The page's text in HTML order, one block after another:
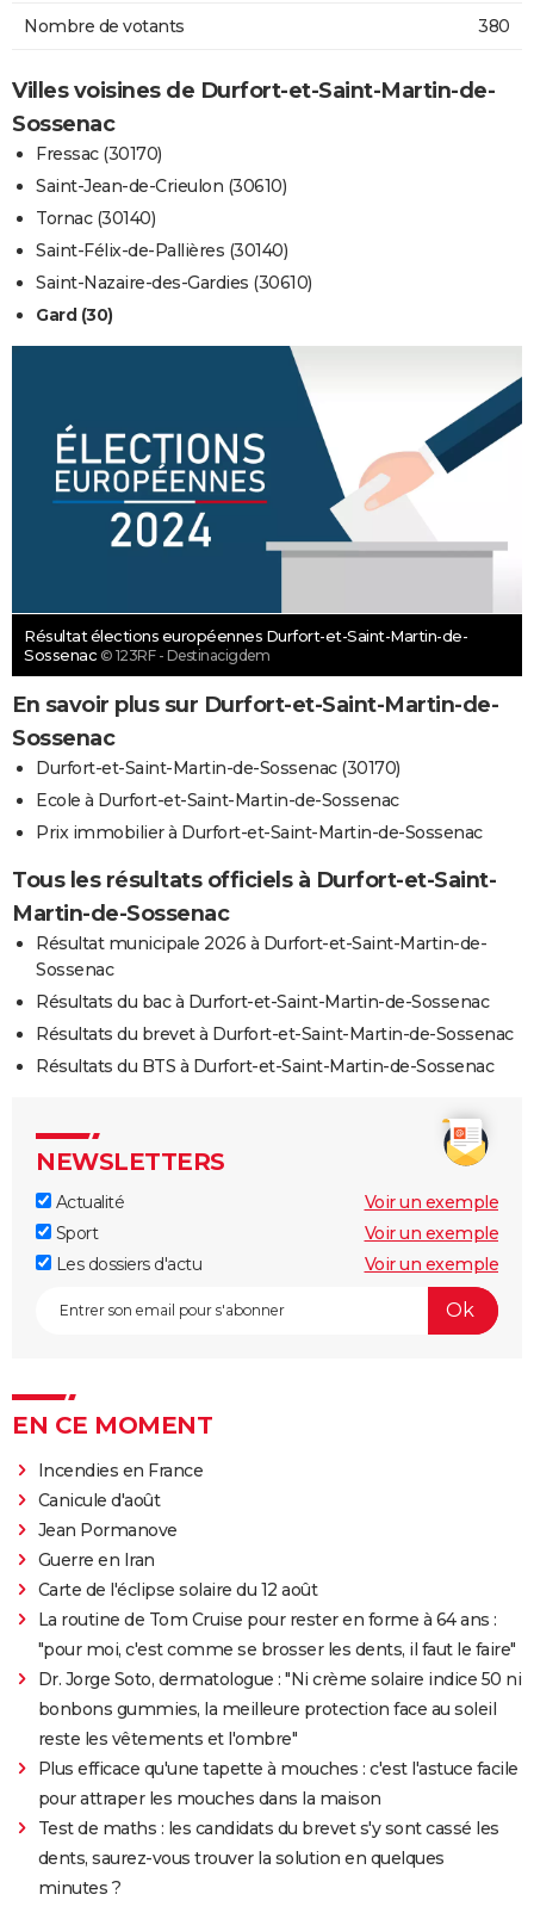
Nombre de votants 380
Villes voisines de Durfort-et-Saint-Martin-de-
Sossenac
Fressac (30170)
Saint-Jean-de-Crieulon (30610)
Tornac (30140)
Saint-Félix-de-Pallières (30140)
Saint-Nazaire-des-Gardies (30610)
Gard (30)
Résultat élections européennes Durfort-et-Saint-Martin-de-
Sossenac © 123RF - Destinacigdem
En savoir plus sur Durfort-et-Saint-Martin-de-
Sossenac
Durfort-et-Saint-Martin-de-Sossenac (30170)
Ecole à Durfort-et-Saint-Martin-de-Sossenac
Prix immobilier à Durfort-et-Saint-Martin-de-Sossenac
Tous les résultats officiels à Durfort-et-Saint-
Martin-de-Sossenac
Résultat municipale 2026 à Durfort-et-Saint-Martin-de-
Sossenac
Résultats du bac à Durfort-et-Saint-Martin-de-Sossenac
Résultats du brevet à Durfort-et-Saint-Martin-de-Sossenac
Résultats du BTS à Durfort-et-Saint-Martin-de-Sossenac
NEWSLETTERS
Actualité
Voir un exemple
Sport
Voir un exemple
Les dossiers d'actu
Voir un exemple
EN CE MOMENT
Incendies en France
Canicule d'août
Jean Pormanove
Guerre en Iran
Carte de l'éclipse solaire du 12 août
La routine de Tom Cruise pour rester en forme à 64 ans :
"pour moi, c'est comme se brosser les dents, il faut le faire"
Dr. Jorge Soto, dermatologue : "Ni crème solaire indice 50 ni
bonbons gummies, la meilleure protection face au soleil
reste les vêtements et l'ombre"
Plus efficace qu'une tapette à mouches : c'est l'astuce facile
pour attraper les mouches dans la maison
Test de maths : les candidats du brevet s'y sont cassé les
dents, saurez-vous trouver la solution en quelques
minutes ?